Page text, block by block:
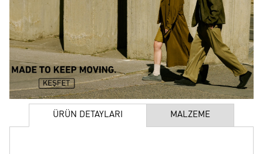
ÜRÜN DETAYLARI MALZEME